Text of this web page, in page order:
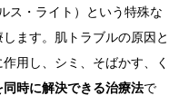
ス・ライト）という特殊な
ます。肌トラブルの原因と
用し、シミ、そばかす、く
時に解決できる治療法で